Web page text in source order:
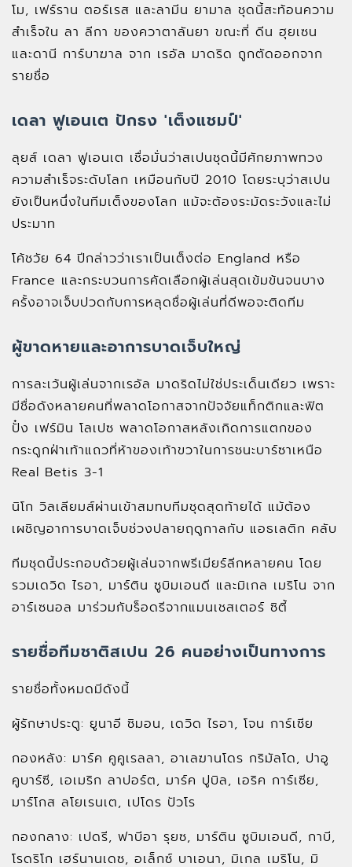
โม, เฟร์ราน ตอร์เรส และลามีน ยามาล ชุดนี้สะท้อนความ
สำเร็จใน ลา ลีกา ของควาตาลันยา ขณะที่ ดีน ฮุยเซน
และดานี การ์บาฆาล จาก เรอัล มาดริด ถูกตัดออกจาก
รายชื่อ
เดลา ฟูเอนเต ปักธง 'เต็งแชมป์'
ลุยส์ เดลา ฟูเอนเต เชื่อมั่นว่าสเปนชุดนี้มีศักยภาพทวง
ความสำเร็จระดับโลก เหมือนกับปี 2010 โดยระบุว่าสเปน
ยังเป็นหนึ่งในทีมเต็งของโลก แม้จะต้องระมัดระวังและไม่
ประมาท
โค้ชวัย 64 ปีกล่าวว่าเราเป็นเต็งต่อ England หรือ
France และกระบวนการคัดเลือกผู้เล่นสุดเข้มข้นจนบาง
ครั้งอาจเจ็บปวดกับการหลุดชื่อผู้เล่นที่ดีพอจะติดทีม
ผู้ขาดหายและอาการบาดเจ็บใหญ่
การละเว้นผู้เล่นจากเรอัล มาดริดไม่ใช่ประเด็นเดียว เพราะ
มีชื่อดังหลายคนที่พลาดโอกาสจากปัจจัยแท็กติกและฟิต
ปั๋ง เฟร์มิน โลเปซ พลาดโอกาสหลังเกิดการแตกของ
กระดูกฝ่าเท้าแถวที่ห้าของเท้าขวาในการชนะบาร์ซาเหนือ
Real Betis 3-1
นิโก วิลเลียมส์ผ่านเข้าสมทบทีมชุดสุดท้ายได้ แม้ต้อง
เผชิญอาการบาดเจ็บช่วงปลายฤดูกาลกับ แอธเลติก คลับ
ทีมชุดนี้ประกอบด้วยผู้เล่นจากพรีเมียร์ลีกหลายคน โดย
รวมเดวิด ไรอา, มาร์ติน ซูบิมเอนดี และมิเกล เมริโน จาก
อาร์เซนอล มาร่วมกับร็อดรีจากแมนเชสเตอร์ ซิตี้
รายชื่อทีมชาติสเปน 26 คนอย่างเป็นทางการ
รายชื่อทั้งหมดมีดังนี้
ผู้รักษาประตู: ยูนาอี ซิมอน, เดวิด ไรอา, โจน การ์เซีย
กองหลัง: มาร์ค คูคูเรลลา, อาเลฆานโดร กริมัลโด, ปาอู
คูบาร์ซี, เอเมริก ลาปอร์ต, มาร์ค ปูบิล, เอริค การ์เซีย,
มาร์โกส ลโยเรนเต, เปโดร ปัวโร
กองกลาง: เปดรี, ฟาบีอา รุยซ, มาร์ติน ซูบิมเอนดี, กาบี,
โรดริโก เฮร์นานเดซ, อเล็กซ์ บาเอนา, มิเกล เมริโน, มิ